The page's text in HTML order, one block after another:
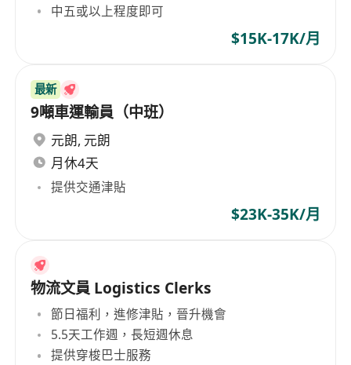
中五或以上程度即可
$15K-17K/月
最新
9噸車運輸員（中班）
元朗, 元朗
月休4天
提供交通津貼
$23K-35K/月
物流文員 Logistics Clerks
節日福利，進修津貼，晉升機會
5.5天工作週，長短週休息
提供穿梭巴士服務